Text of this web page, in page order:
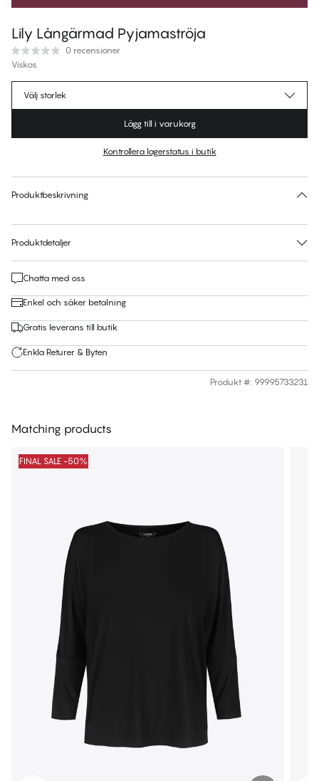
Lily Långärmad Pyjamaströja
0 recensioner
Viskos
399,95 krOrdinarie pris
Ingen storlek föreslås för den här produkten
Välj storlek
Lägg till i varukorg
Kontrollera lagerstatus i butik
Produktbeskrivning
Produktdetaljer
Chatta med oss
Enkel och säker betalning
Gratis leverans till butik
Enkla Returer & Byten
Produkt #: 99995733231
Matching products
FINAL SALE -50%